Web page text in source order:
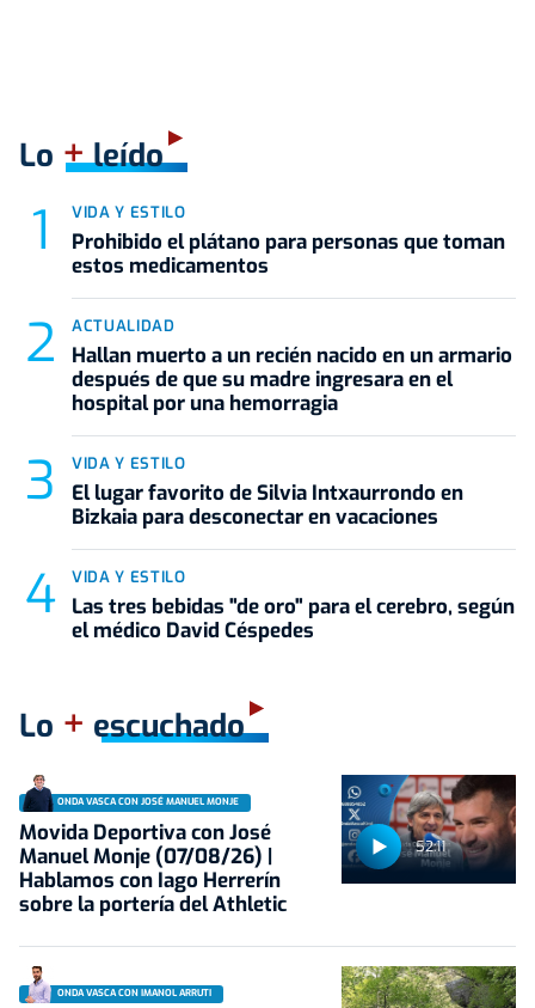
Lo +leído
VIDA Y ESTILO
Prohibido el plátano para personas que toman
estos medicamentos
ACTUALIDAD
Hallan muerto a un recién nacido en un armario
después de que su madre ingresara en el
hospital por una hemorragia
VIDA Y ESTILO
El lugar favorito de Silvia Intxaurrondo en
Bizkaia para desconectar en vacaciones
VIDA Y ESTILO
Las tres bebidas "de oro" para el cerebro, según
el médico David Céspedes
Lo + escuchado
52:11
ONDA VASCA CON JOSÉ MANUEL MONJE
Movida Deportiva con José
Manuel Monje (07/08/26) |
Hablamos con Iago Herrerín
sobre la portería del Athletic
ONDA VASCA CON IMANOL ARRUTI